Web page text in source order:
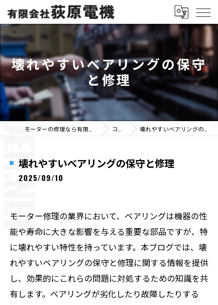
壊れやすいベアリングの保守
と修理
コラム 壊れやすいベアリングの保守と修理
壊れやすいベアリングの保守と修理
2025/09/10
モーター修理の業界において、ベアリングは機器の性
能や寿命に大きな影響を与える重要な部品ですが、特
に壊れやすい特性を持っています。本ブログでは、壊
れやすいベアリングの保守と修理に関する情報を提供
し、効果的にこれらの問題に対処するための知識を共
有します。ベアリングが劣化したり故障したりする